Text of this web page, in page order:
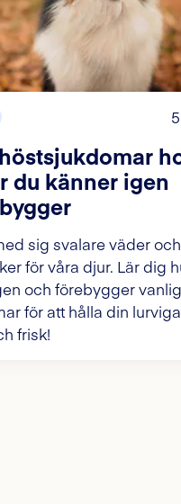
du känner igen
sig svalare väder och
för våra djur. Lär dig
och förebygger
för att hålla din lurviga
frisk!